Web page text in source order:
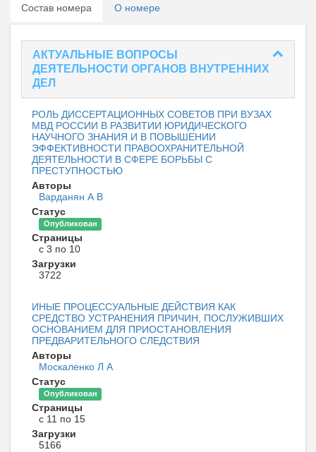
Состав номера О номере
АКТУАЛЬНЫЕ ВОПРОСЫ
ДЕЯТЕЛЬНОСТИ ОРГАНОВ ВНУТРЕННИХ
ДЕЛ
РОЛЬ ДИССЕРТАЦИОННЫХ СОВЕТОВ ПРИ ВУЗАХ
МВД РОССИИ В РАЗВИТИИ ЮРИДИЧЕСКОГО
НАУЧНОГО ЗНАНИЯ И В ПОВЫШЕНИИ
ЭФФЕКТИВНОСТИ ПРАВООХРАНИТЕЛЬНОЙ
ДЕЯТЕЛЬНОСТИ В СФЕРЕ БОРЬБЫ С
ПРЕСТУПНОСТЬЮ
Авторы
Варданян А В
Статус
Опубликован
Страницы
с 3 по 10
Загрузки
3722
ИНЫЕ ПРОЦЕССУАЛЬНЫЕ ДЕЙСТВИЯ КАК
СРЕДСТВО УСТРАНЕНИЯ ПРИЧИН, ПОСЛУЖИВШИХ
ОСНОВАНИЕМ ДЛЯ ПРИОСТАНОВЛЕНИЯ
ПРЕДВАРИТЕЛЬНОГО СЛЕДСТВИЯ
Авторы
Москаленко Л А
Статус
Опубликован
Страницы
с 11 по 15
Загрузки
5166